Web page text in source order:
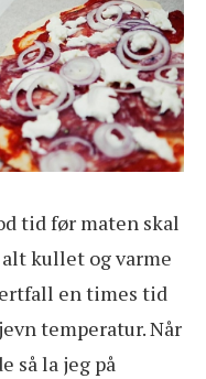
tid før maten skal
kullet og varme
en times tid
temperatur. Når
så la jeg på